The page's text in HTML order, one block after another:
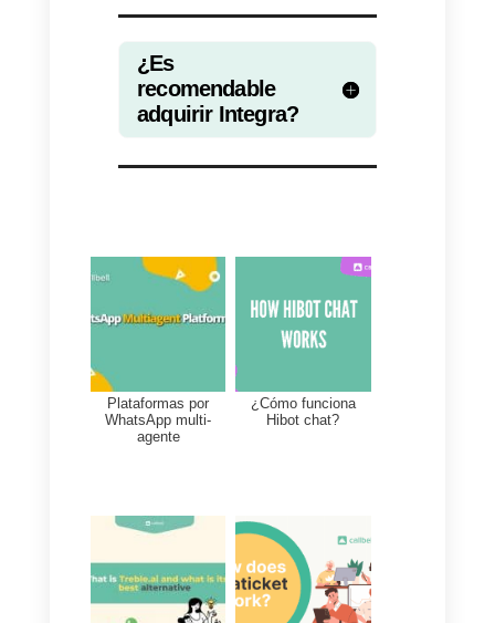
Callbell
Alternativas a Integra
En el mercado de las
herramientas de comunicación